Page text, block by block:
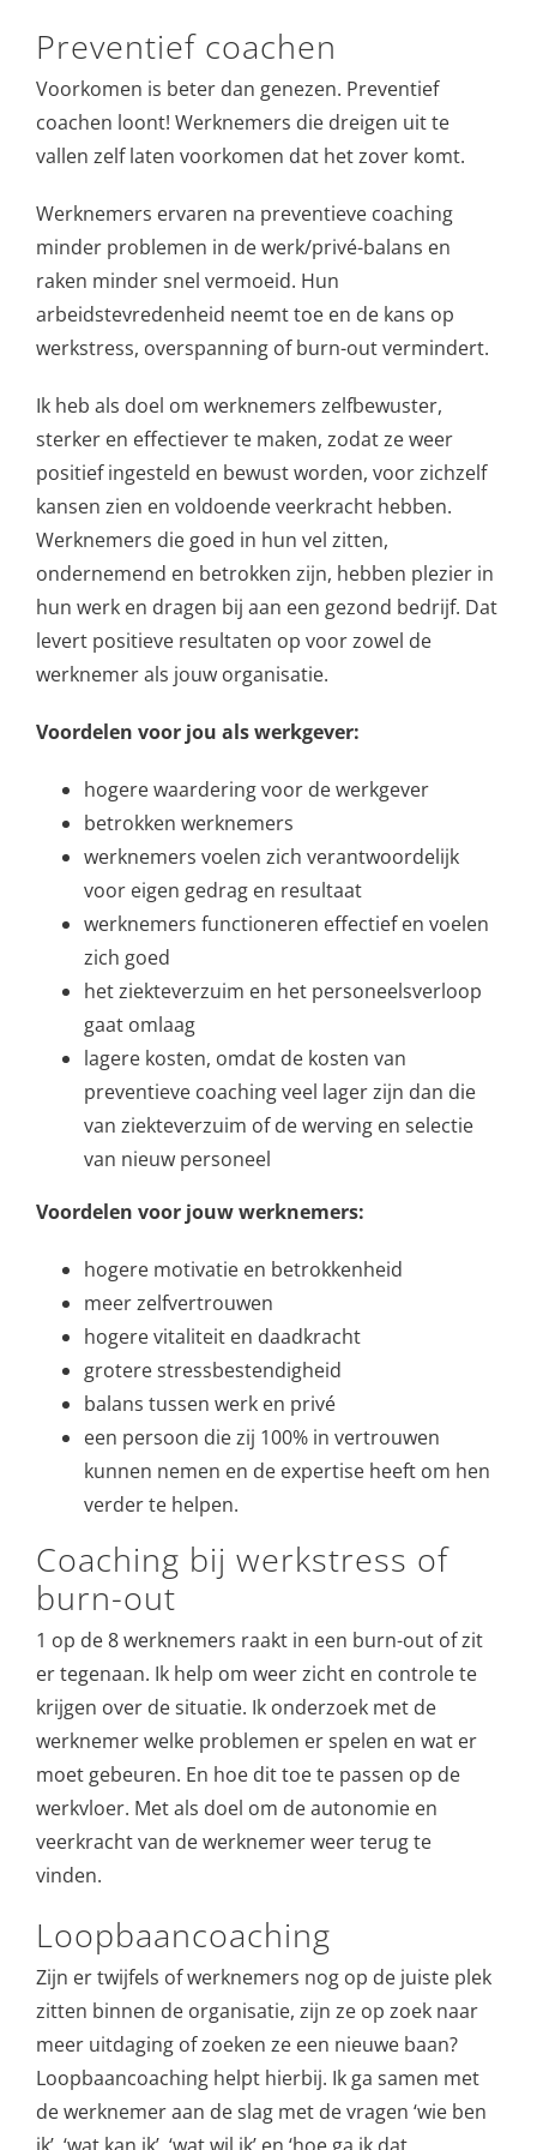
Preventief coachen
Voorkomen is beter dan genezen. Preventief
coachen loont! Werknemers die dreigen uit te
vallen zelf laten voorkomen dat het zover komt.
Werknemers ervaren na preventieve coaching
minder problemen in de werk/privé-balans en
raken minder snel vermoeid. Hun
arbeidstevredenheid neemt toe en de kans op
werkstress, overspanning of burn-out vermindert.
Ik heb als doel om werknemers zelfbewuster,
sterker en effectiever te maken, zodat ze weer
positief ingesteld en bewust worden, voor zichzelf
kansen zien en voldoende veerkracht hebben.
Werknemers die goed in hun vel zitten,
ondernemend en betrokken zijn, hebben plezier in
hun werk en dragen bij aan een gezond bedrijf. Dat
levert positieve resultaten op voor zowel de
werknemer als jouw organisatie.
Voordelen voor jou als werkgever:
hogere waardering voor de werkgever
betrokken werknemers
werknemers voelen zich verantwoordelijk
voor eigen gedrag en resultaat
werknemers functioneren effectief en voelen
zich goed
het ziekteverzuim en het personeelsverloop
gaat omlaag
lagere kosten, omdat de kosten van
preventieve coaching veel lager zijn dan die
van ziekteverzuim of de werving en selectie
van nieuw personeel
Voordelen voor jouw werknemers:
hogere motivatie en betrokkenheid
meer zelfvertrouwen
hogere vitaliteit en daadkracht
grotere stressbestendigheid
balans tussen werk en privé
een persoon die zij 100% in vertrouwen
kunnen nemen en de expertise heeft om hen
verder te helpen.
Coaching bij werkstress of
burn-out
1 op de 8 werknemers raakt in een burn-out of zit
er tegenaan. Ik help om weer zicht en controle te
krijgen over de situatie. Ik onderzoek met de
werknemer welke problemen er spelen en wat er
moet gebeuren. En hoe dit toe te passen op de
werkvloer. Met als doel om de autonomie en
veerkracht van de werknemer weer terug te
vinden.
Loopbaancoaching
Zijn er twijfels of werknemers nog op de juiste plek
zitten binnen de organisatie, zijn ze op zoek naar
meer uitdaging of zoeken ze een nieuwe baan?
Loopbaancoaching helpt hierbij. Ik ga samen met
de werknemer aan de slag met de vragen ‘wie ben